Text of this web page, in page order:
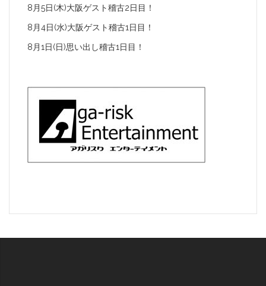
8月5日(木)大阪ゲスト稽古2日目！
8月4日(水)大阪ゲスト稽古1日目！
8月1日(日)思い出し稽古1日目！